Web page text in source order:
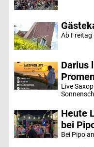
Ab Freitag
Darius
Live
Heute
bei
Bei Pipo